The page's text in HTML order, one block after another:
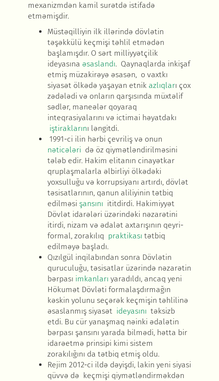
mexanizmdən kamil surətdə istifadə
etməmişdir.
Müstəqilliyin ilk illərində dövlətin
təşəkkülü keçmişi təhlil etmədən
başlamışdır. O sərt milliyyətçilik
ideyasına əsaslandı. Qaynaqlarda inkişaf
etmiş müzakirəyə əsasən, o vaxtkı
siyasət ölkədə yaşayan etnik azlıqları çox
zədələdi və onların qarşısında müxtəlif
sədlər, maneələr qoyaraq
inteqrasiyalarını və ictimai həyatdakı
iştiraklarını ləngitdi.
1991-ci ilin hərbi çevriliş və onun
nəticələri də öz qiymətləndirilməsini
tələb edir. Hakim elitanın cinayətkar
qruplaşmalarla əlbirliyi ölkədəki
yoxsulluğu və korrupsiyanı artırdı, dövlət
təsisatlarının, qanun aliliyinin tətbiq
edilməsi şansını ititdirdi. Hakimiyyət
Dövlət idarələri üzərindəki nəzarətini
itirdi, nizam və ədalət axtarışının qeyri-
formal, zorakılıq praktikası tətbiq
edilməyə başladı.
Qızılgül inqilabından sonra Dövlətin
quruculuğu, təsisatlar üzərində nəzarətin
bərpası imkanları yaradıldı, ancaq yeni
Hökumət Dövləti formalaşdırmağın
kəskin yolunu seçərək keçmişin təhlilinə
əsaslanmış siyasət ideyasını təksizb
etdi. Bu cür yanaşmaq nəinki ədalətin
bərpası şansını yarada bilmədi, hətta bir
idarəetmə prinsipi kimi sistem
zorakılığını da tətbiq etmiş oldu.
Rejim 2012-ci ildə dəyişdi, lakin yeni siyasi
qüvvə də keçmişi qiymətləndirməkdən